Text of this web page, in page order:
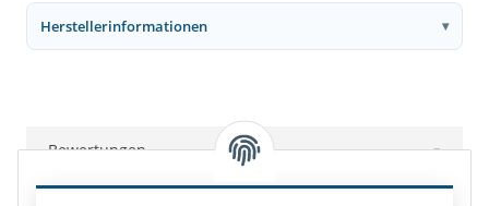
Herstellerinformationen
Bewertungen